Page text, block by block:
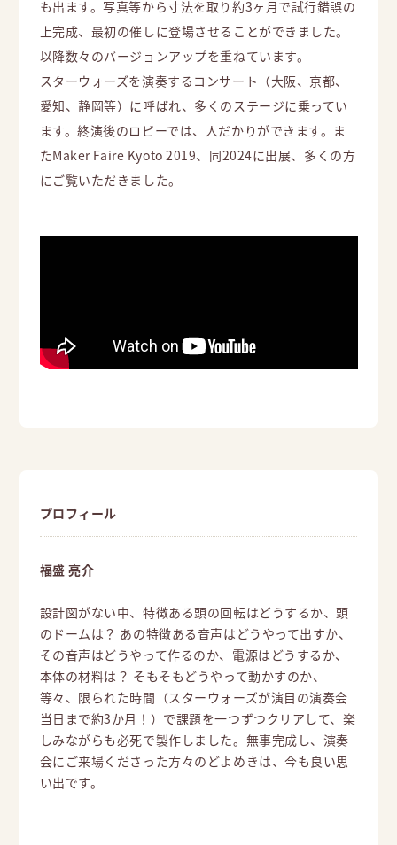
も出ます。写真等から寸法を取り約3ヶ月で試行錯誤の
上完成、最初の催しに登場させることができました。
以降数々のバージョンアップを重ねています。
スターウォーズを演奏するコンサート（大阪、京都、
愛知、静岡等）に呼ばれ、多くのステージに乗ってい
ます。終演後のロビーでは、人だかりができます。ま
たMaker Faire Kyoto 2019、同2024に出展、多くの方
にご覧いただきました。
プロフィール
福盛 亮介
設計図がない中、特徴ある頭の回転はどうするか、頭
のドームは？ あの特徴ある音声はどうやって出すか、
その音声はどうやって作るのか、電源はどうするか、
本体の材料は？ そもそもどうやって動かすのか、
等々、限られた時間（スターウォーズが演目の演奏会
当日まで約3か月！）で課題を一つずつクリアして、楽
しみながらも必死で製作しました。無事完成し、演奏
会にご来場くださった方々のどよめきは、今も良い思
い出です。